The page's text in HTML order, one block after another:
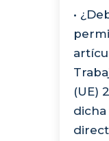
•
(UE)